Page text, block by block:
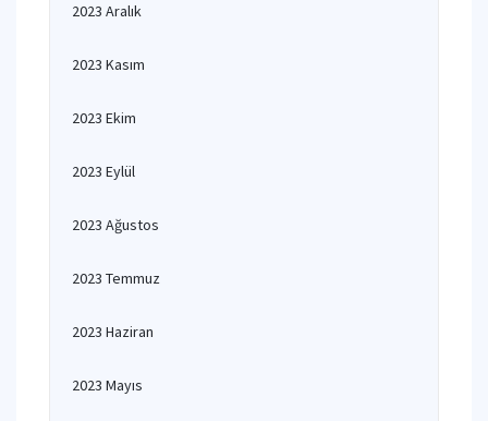
2023 Aralık
2023 Kasım
2023 Ekim
2023 Eylül
2023 Ağustos
2023 Temmuz
2023 Haziran
2023 Mayıs